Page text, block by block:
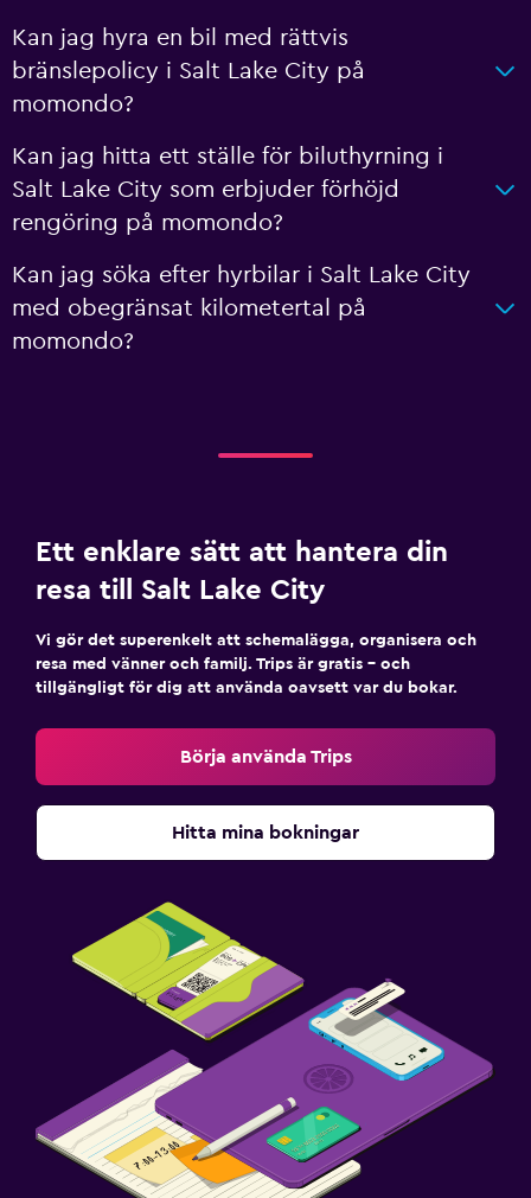
Kan jag hyra en bil med rättvis
bränslepolicy i Salt Lake City på
momondo?
Kan jag hitta ett ställe för biluthyrning i
Salt Lake City som erbjuder förhöjd
rengöring på momondo?
Kan jag söka efter hyrbilar i Salt Lake City
med obegränsat kilometertal på
momondo?
Ett enklare sätt att hantera din
resa till Salt Lake City
Vi gör det superenkelt att schemalägga, organisera och
resa med vänner och familj. Trips är gratis – och
tillgängligt för dig att använda oavsett var du bokar.
Börja använda Trips
Hitta mina bokningar